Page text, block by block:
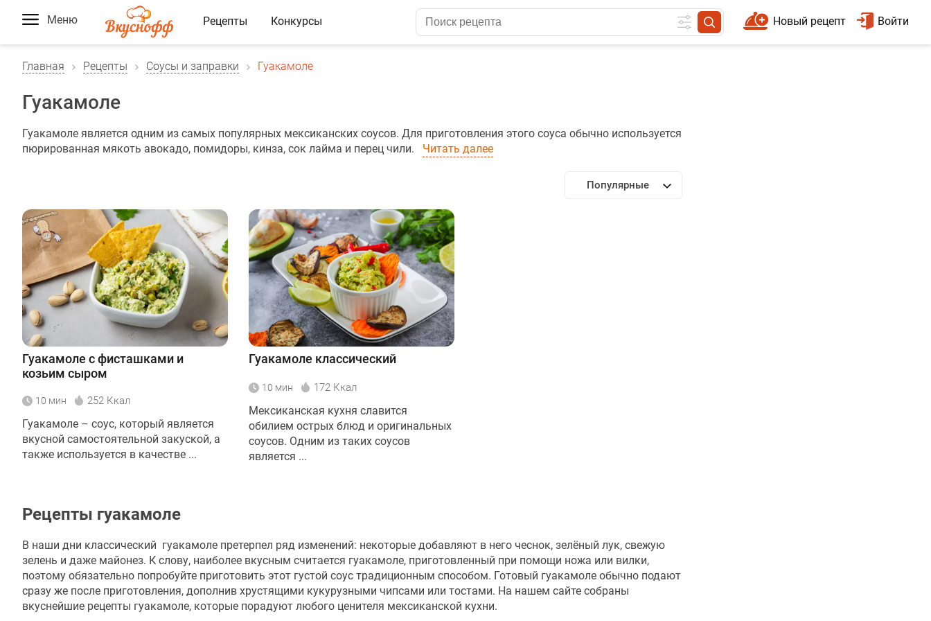
Меню Рецепты Конкурсы Войти
Новый рецепт
Главная Рецепты Соусы и заправки Гуакамоле
Гуакамоле
Гуакамоле является одним из самых популярных мексиканских соусов. Для приготовления этого соуса обычно используется
пюрированная мякоть авокадо, помидоры, кинза, сок лайма и перец чили.
Читать далее
Популярные
Гуакамоле с фисташками и
козьим сыром
10 мин 252 Ккал
Гуакамоле – соус, который является
вкусной самостоятельной закуской, а
также используется в качестве ...
Гуакамоле классический
10 мин 172 Ккал
Мексиканская кухня славится
обилием острых блюд и оригинальных
соусов. Одним из таких соусов
является ...
Рецепты гуакамоле
В наши дни классический гуакамоле претерпел ряд изменений: некоторые добавляют в него чеснок, зелёный лук, свежую
зелень и даже майонез. К слову, наиболее вкусным считается гуакамоле, приготовленный при помощи ножа или вилки,
поэтому обязательно попробуйте приготовить этот густой соус традиционным способом. Готовый гуакамоле обычно подают
сразу же после приготовления, дополнив хрустящими кукурузными чипсами или тостами. На нашем сайте собраны
вкуснейшие рецепты гуакамоле, которые порадуют любого ценителя мексиканской кухни.